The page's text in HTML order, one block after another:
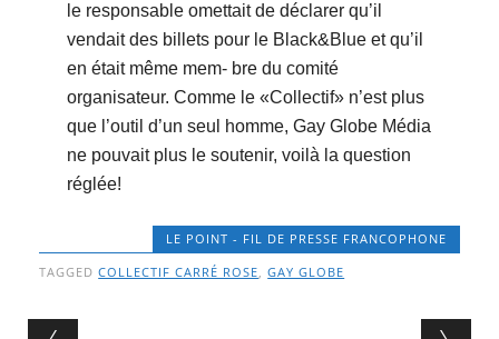
le responsable omettait de déclarer qu’il
vendait des billets pour le Black&Blue et qu’il
en était même mem- bre du comité
organisateur. Comme le «Collectif» n’est plus
que l’outil d’un seul homme, Gay Globe Média
ne pouvait plus le soutenir, voilà la question
réglée!
LE POINT - FIL DE PRESSE FRANCOPHONE
TAGGEDCOLLECTIF CARRÉ ROSE,GAY GLOBE